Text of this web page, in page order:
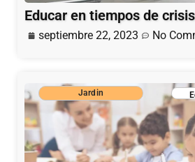
Educar en tiempos de crisis
septiembre 22, 2023 No
Jardin